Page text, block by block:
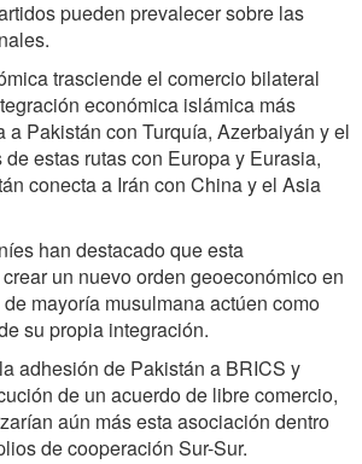
pueden prevalecer sobre las
trasciende el comercio bilateral
económica islámica más
a Pakistán con Turquía, Azerbaiyán y el
estas rutas con Europa y Eurasia,
conecta a Irán con China y el Asia
han destacado que esta
un nuevo orden geoeconómico en
mayoría musulmana actúen como
su propia integración.
adhesión de Pakistán a BRICS y
de un acuerdo de libre comercio,
aún más esta asociación dentro
de cooperación Sur-Sur.